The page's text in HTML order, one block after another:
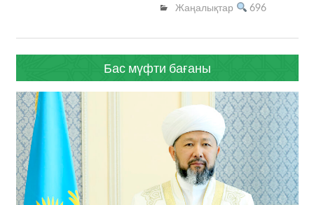
Жаңалықтар
696
Бас мүфти бағаны